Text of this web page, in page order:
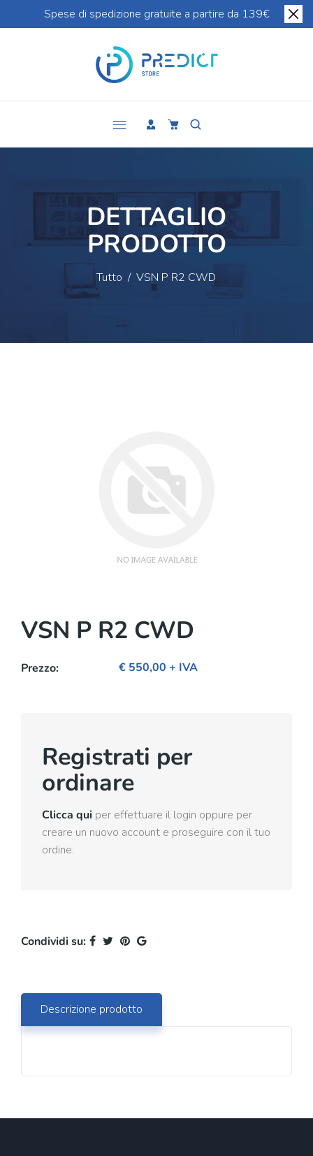
Spese di spedizione gratuite a partire da 139€
DETTAGLIO
PRODOTTO
Tutto / VSN P R2 CWD
VSN P R2 CWD
Prezzo: € 550,00 + IVA
Registrati per
ordinare
Clicca qui per effettuare il login oppure per
creare un nuovo account e proseguire con il tuo
ordine.
Condividi su:
Descrizione prodotto